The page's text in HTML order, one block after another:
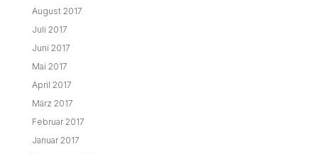
August 2017
Juli 2017
Juni 2017
Mai 2017
April 2017
März 2017
Februar 2017
Januar 2017